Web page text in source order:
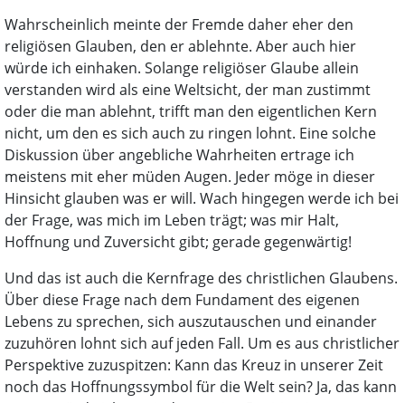
Wahrscheinlich meinte der Fremde daher eher den
religiösen Glauben, den er ablehnte. Aber auch hier
würde ich einhaken. Solange religiöser Glaube allein
verstanden wird als eine Weltsicht, der man zustimmt
oder die man ablehnt, trifft man den eigentlichen Kern
nicht, um den es sich auch zu ringen lohnt. Eine solche
Diskussion über angebliche Wahrheiten ertrage ich
meistens mit eher müden Augen. Jeder möge in dieser
Hinsicht glauben was er will. Wach hingegen werde ich bei
der Frage, was mich im Leben trägt; was mir Halt,
Hoffnung und Zuversicht gibt; gerade gegenwärtig!
Und das ist auch die Kernfrage des christlichen Glaubens.
Über diese Frage nach dem Fundament des eigenen
Lebens zu sprechen, sich auszutauschen und einander
zuzuhören lohnt sich auf jeden Fall. Um es aus christlicher
Perspektive zuzuspitzen: Kann das Kreuz in unserer Zeit
noch das Hoffnungssymbol für die Welt sein? Ja, das kann